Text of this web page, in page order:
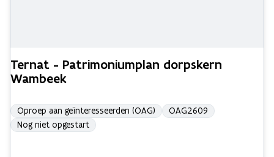
Ternat - Patrimoniumplan dorpskern
Wambeek
Oproep aan geïnteresseerden (OAG)
OAG2609
Nog niet opgestart